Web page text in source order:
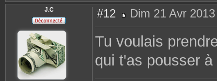
J.C #12
e
s
Dim 21 Avr
Tu voulais
qui t'as pousser